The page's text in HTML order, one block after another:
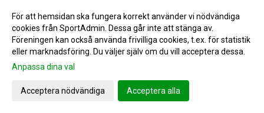
Tung förlust för herrlaget mot FF 2018-08-18 15:00
Hertzögakronan Lördag 18/8
Seger 2-1 mot Bosna 92 2018-08-09 11:29
Japan tränar på Ilanda IP
För att hemsidan ska fungera korrekt använder vi nödvändiga
cookies från SportAdmin. Dessa går inte att stänga av.
Föreningen kan också använda frivilliga cookies, t.ex. för statistik
eller marknadsföring. Du väljer själv om du vill acceptera dessa.
Anpassa dina val
Acceptera nödvändiga Acceptera alla